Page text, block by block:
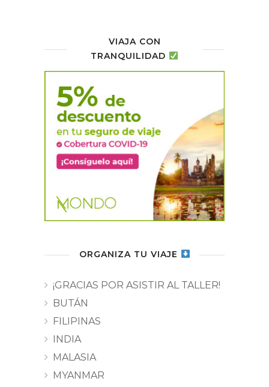
VIAJA CON
TRANQUILIDAD
ORGANIZA TU VIAJE
¡GRACIAS POR ASISTIR AL TALLER!
BUTÁN
FILIPINAS
INDIA
MALASIA
MYANMAR